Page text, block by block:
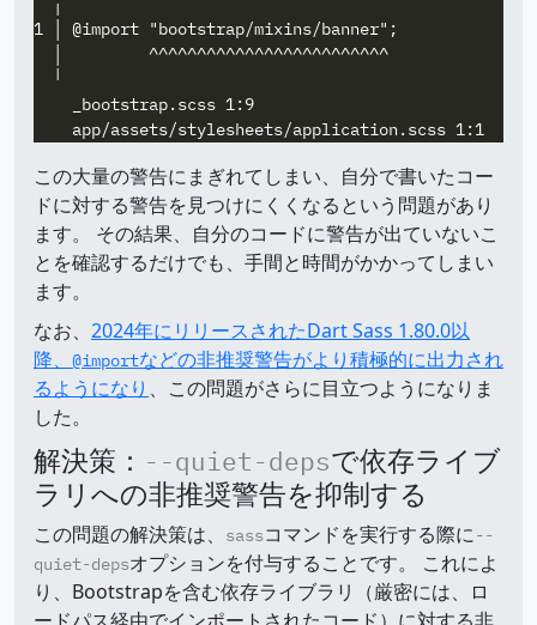
1 │ @import "bootstrap/mixins/banner";
  │         ^^^^^^^^^^^^^^^^^^^^^^^^^
  ╵
_bootstrap.scss 1:9
この大量の警告にまぎれてしまい、自分で書いたコー
ドに対する警告を見つけにくくなるという問題があり
ます。 その結果、自分のコードに警告が出ていないこ
とを確認するだけでも、手間と時間がかかってしまい
ます。
なお、 2024年にリリースされたDart Sass 1.80.0以
降、
@importなどの非推奨警告がより積極的に出力され
るようになり 、この問題がさらに目立つようになりま
した。
解決策： --quiet-depsで依存ライブ
ラリへの非推奨警告を抑制する
この問題の解決策は、 sassコマンドを実行する際に--
quiet-depsオプションを付与することです。 これによ
り、Bootstrapを含む依存ライブラリ（厳密には、ロ